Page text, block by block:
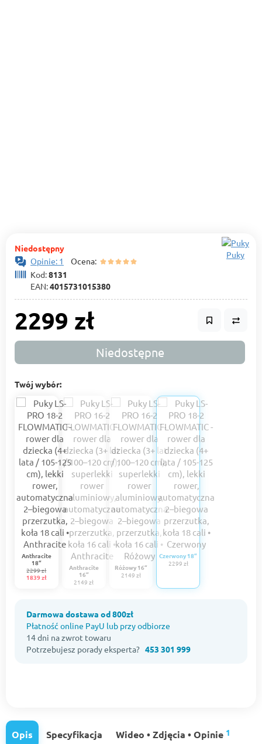
Niedostępny
Opinie: 1
Ocena:
Kod:8131
EAN:4015731015380
Puky
2299 zł
Niedostępne
Twój wybór:
Anthracite
16“
2149 zł
Różowy 16“
2149 zł
Anthracite
18“
2299 zł
1839 zł
Czerwony 18“
2299 zł
Darmowa dostawa od 800zł
Płatność online PayU lub przy odbiorze
14 dni na zwrot towaru
Potrzebujesz porady eksperta? 453 301 999
Opis Specyfikacja Wideo • Zdjęcia • Opinie 1